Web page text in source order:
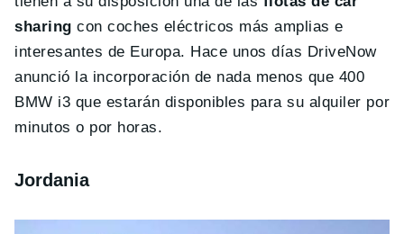
sharing con coches eléctricos más amplias e
interesantes de Europa. Hace unos días DriveNow
anunció la incorporación de nada menos que 400
BMW i3 que estarán disponibles para su alquiler por
minutos o por horas.
Jordania